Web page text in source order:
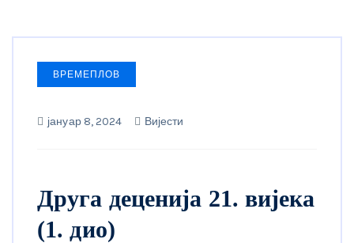
ВРЕМЕПЛОВ
јануар 8, 2024 Вијести
Друга деценија 21. вијека
(1. дио)